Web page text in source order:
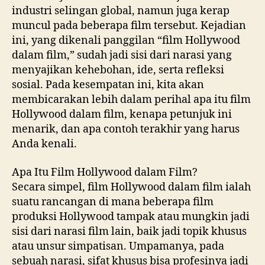
industri selingan global, namun juga kerap
muncul pada beberapa film tersebut. Kejadian
ini, yang dikenali panggilan “film Hollywood
dalam film,” sudah jadi sisi dari narasi yang
menyajikan kehebohan, ide, serta refleksi
sosial. Pada kesempatan ini, kita akan
membicarakan lebih dalam perihal apa itu film
Hollywood dalam film, kenapa petunjuk ini
menarik, dan apa contoh terakhir yang harus
Anda kenali.
Apa Itu Film Hollywood dalam Film?
Secara simpel, film Hollywood dalam film ialah
suatu rancangan di mana beberapa film
produksi Hollywood tampak atau mungkin jadi
sisi dari narasi film lain, baik jadi topik khusus
atau unsur simpatisan. Umpamanya, pada
sebuah narasi, sifat khusus bisa profesinya jadi